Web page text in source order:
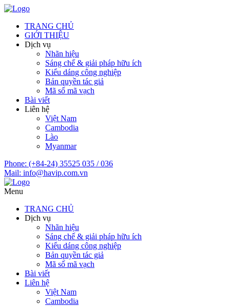
TRANG CHỦ
GIỚI THIỆU
Dịch vụ
Nhãn hiệu
Sáng chế & giải pháp hữu ích
Kiểu dáng công nghiệp
Bản quyền tác giả
Mã số mã vạch
Bài viết
Liên hệ
Việt Nam
Cambodia
Lào
Myanmar
Phone: (+84-24) 35525 035 / 036
Mail: info@havip.com.vn
Menu
TRANG CHỦ
Dịch vụ
Nhãn hiệu
Sáng chế & giải pháp hữu ích
Kiểu dáng công nghiệp
Bản quyền tác giả
Mã số mã vạch
Bài viết
Liên hệ
Việt Nam
Cambodia